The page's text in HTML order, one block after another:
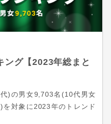
ング【2023年総まと
)の男女9,703名(10代男女
対象に2023年のトレンド